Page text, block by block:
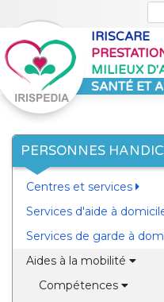
IRISCARE
MILIEUX
SANTÉ ET
PERSONNES
Centres et services
Services d'aide à
Services de garde à
Aides à la mobilité
Compétences